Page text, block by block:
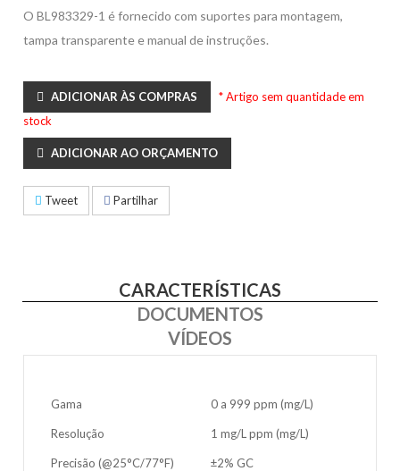
O BL983329-1 é fornecido com suportes para montagem,
tampa transparente e manual de instruções.
ADICIONAR ÀS COMPRAS
* Artigo sem quantidade em
stock
ADICIONAR AO ORÇAMENTO
Tweet Partilhar
CARACTERÍSTICAS
DOCUMENTOS
VÍDEOS
Gama 0 a 999 ppm (mg/L)
Resolução 1 mg/L ppm (mg/L)
Precisão (@25°C/77°F) ±2% GC